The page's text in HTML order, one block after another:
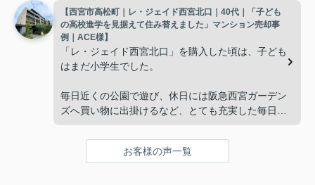
インフィニティエステートさんへ相談すると、「パ
ークナード西宮北口」の査定だけでなく、住み替え
先とのスケジュールや資金計画まで丁寧にサポート
してくださいました。
販売活動では、西宮北口駅へのアクセス、阪急西宮
ガーデンズ、医療機関や買い物施設など、将来も安
した。
子どもたちはそれぞれ別の仕事に就いており、
「将来、このビルの管理を任せるのは難しいかもし
れない。」
と家族で話し合うようになりました。
インフィニティエステートさんへ相談すると、収益
投資家向けの販売方法をご提案いただきました。
【西宮市高松町｜レ・ジェイド西宮北口｜40代｜「子ども
の高校進学を見据えて住み替えました」マンション売却事
例｜ACE様】
「レ・ジェイド西宮北口」を購入した頃は、子ども
はまだ小学生でした。
毎日近くの公園で遊び、休日には阪急西宮ガーデン
ズへ買い物に出掛けるなど、とても充実した毎日を
年月が経ち、子どもが高校進学を意識する年齢にな
お客様の声一覧